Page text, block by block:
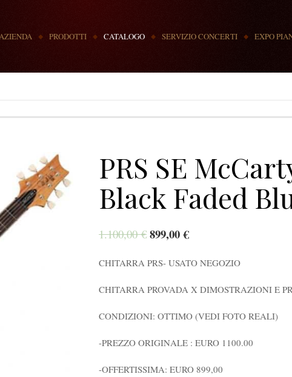
PRODOTTI CATALOGO SERVIZIO CONCERTI EXPO
PRS SE
Black Faded
1.100,00€ 899,00€
CHITARRA PRS- USATO NEGOZIO
CHITARRA PROVADA X DIMOSTRAZIONI E
CONDIZIONI: OTTIMO (VEDI FOTO REALI)
-PREZZO ORIGINALE : EURO 1100.00
-OFFERTISSIMA: EURO 899,00